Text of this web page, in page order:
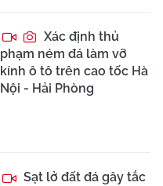
Xác định thủ
phạm ném đá làm vỡ
kính ô tô trên cao tốc Hà
Nội - Hải Phòng
Sạt lở đất đá gây tắc